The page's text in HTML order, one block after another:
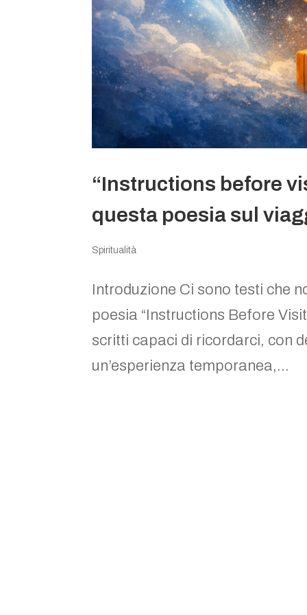
“Instructions before
questa poesia sul
Spiritualità
Introduzione Ci sono testi che
poesia “Instructions Before
scritti capaci di ricordarci, con
un’esperienza temporanea,...